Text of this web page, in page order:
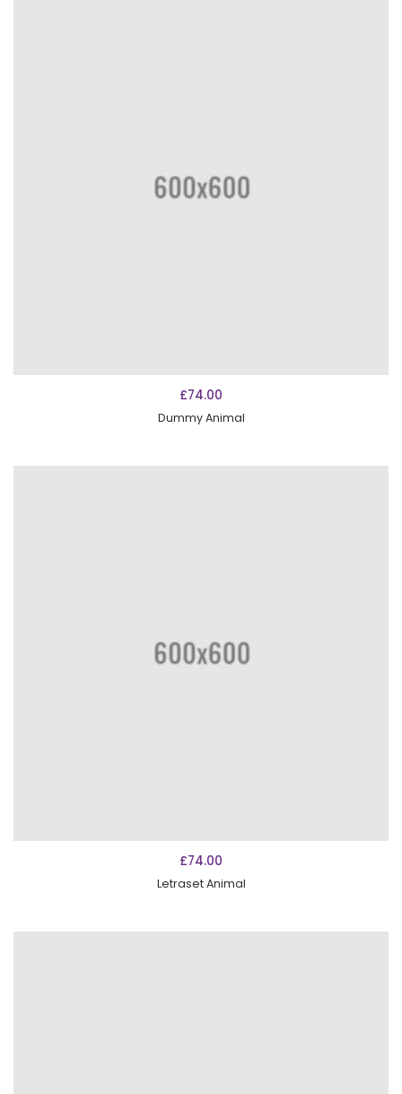
£74.00
Dummy Animal
£74.00
Letraset Animal